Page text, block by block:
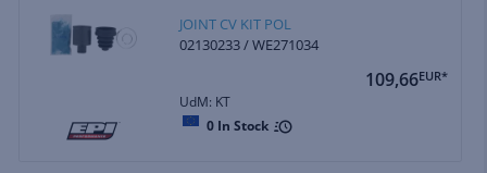
JOINT CV KIT POL
02130233 / WE271034
109,66EUR*
UdM: KT
0 In Stock